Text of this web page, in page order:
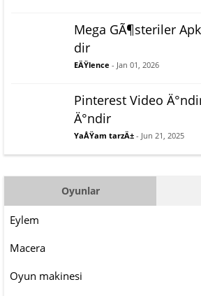
Mega GÃ¶steriler
dir
EÄŸlence - Jan 01, 2026
Pinterest Video
Ä°ndir
YaÅŸam tarzÄ± - Jun 21, 2025
Oyunlar
Eylem
Macera
Oyun makinesi